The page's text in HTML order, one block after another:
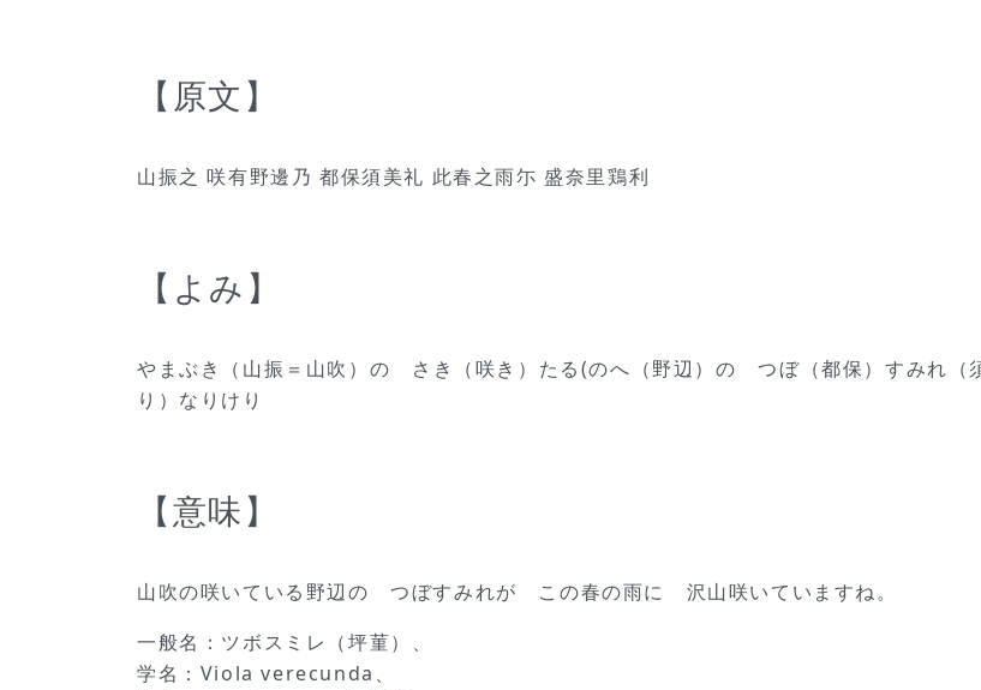
【原文】
山振之 咲有野邊乃 都保須美礼 此春之雨尓 盛奈里鶏利
【よみ】
やまぶき（山振＝山吹）の さき（咲き）たる(のへ（野辺）の つぼ（都保）すみれ
り）なりけり
【意味】
山吹の咲いている野辺の つぼすみれが この春の雨に 沢山咲いていますね。
一般名：ツボスミレ（坪菫）、
学名：Viola verecunda、